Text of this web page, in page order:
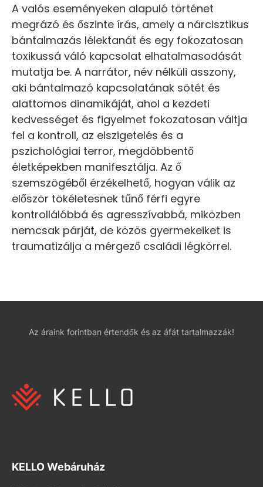
A valós eseményeken alapuló történet
megrázó és őszinte írás, amely a nárcisztikus
bántalmazás lélektanát és egy fokozatosan
toxikussá váló kapcsolat elhatalmasodását
mutatja be. A narrátor, név nélküli asszony,
aki bántalmazó kapcsolatának sötét és
alattomos dinamikáját, ahol a kezdeti
kedvességet és figyelmet fokozatosan váltja
fel a kontroll, az elszigetelés és a
pszichológiai terror, megdöbbentő
életképekben manifesztálja. Az ő
szemszögéből érzékelhető, hogyan válik az
először tökéletesnek tűnő férfi egyre
kontrollálóbbá és agresszívabbá, miközben
nemcsak párját, de közös gyermekeiket is
traumatizálja a mérgező családi légkörrel.
Az áraink forintban értendők és az áfát tartalmazzák!
KELLO Webáruház